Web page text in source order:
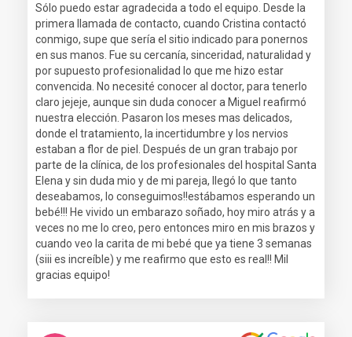
Sólo puedo estar agradecida a todo el equipo. Desde la
primera llamada de contacto, cuando Cristina contactó
conmigo, supe que sería el sitio indicado para ponernos
en sus manos. Fue su cercanía, sinceridad, naturalidad y
por supuesto profesionalidad lo que me hizo estar
convencida. No necesité conocer al doctor, para tenerlo
claro jejeje, aunque sin duda conocer a Miguel reafirmó
nuestra elección. Pasaron los meses mas delicados,
donde el tratamiento, la incertidumbre y los nervios
estaban a flor de piel. Después de un gran trabajo por
parte de la clínica, de los profesionales del hospital Santa
Elena y sin duda mio y de mi pareja, llegó lo que tanto
deseabamos, lo conseguimos!!estábamos esperando un
bebé!!! He vivido un embarazo soñado, hoy miro atrás y a
veces no me lo creo, pero entonces miro en mis brazos y
cuando veo la carita de mi bebé que ya tiene 3 semanas
(siii es increíble) y me reafirmo que esto es real!! Mil
gracias equipo!